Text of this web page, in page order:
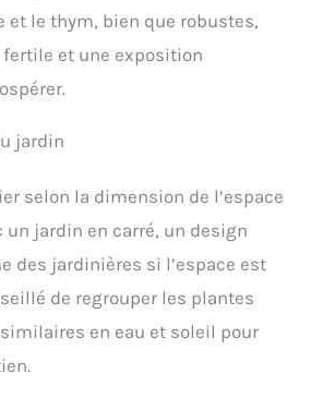
et le thym, bien que robustes,
et une exposition
jardin
selon la dimension de l’espace
un jardin en carré, un design
des jardinières si l’espace est
de regrouper les plantes
en eau et soleil pour